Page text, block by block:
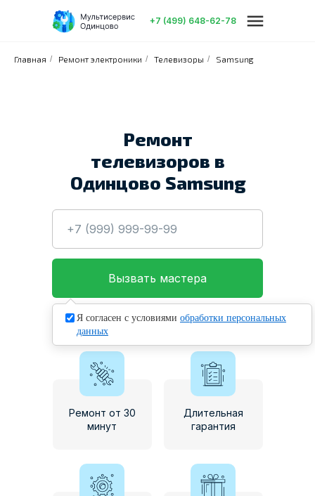
Бытовая техника Электроника
+7 (499) 648-62-78
Главная / Ремонт электроники / Телевизоры / Samsung
Ремонт
телевизоров в
Одинцово Samsung
Нажимая кнопку, вы даете согласие на
обработку персональных данных
Вызвать мастера
Ремонт от 30
минут
Длительная
гарантия
Я согласен с условиями обработки персональных
данных